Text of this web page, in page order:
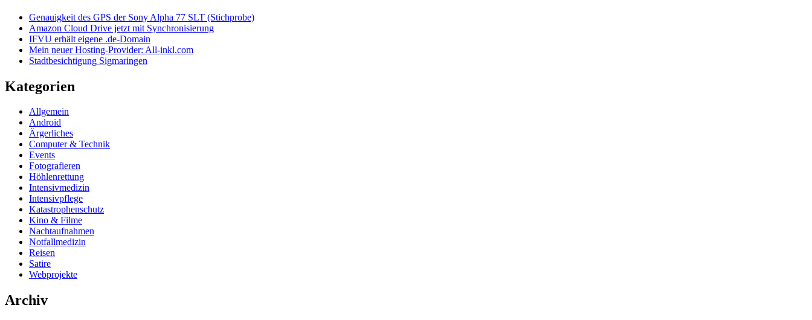
Widget-
Bereich
Genauigkeit des GPS der Sony Alpha 77 SLT (Stichprobe)
Amazon Cloud Drive jetzt mit Synchronisierung
IFVU erhält eigene .de-Domain
Mein neuer Hosting-Provider: All-inkl.com
Stadtbesichtigung Sigmaringen
Kategorien
Allgemein
Android
Ärgerliches
Computer & Technik
Events
Fotografieren
Höhlenrettung
Intensivmedizin
Intensivpflege
Katastrophenschutz
Kino & Filme
Nachtaufnahmen
Notfallmedizin
Reisen
Satire
Webprojekte
Archiv